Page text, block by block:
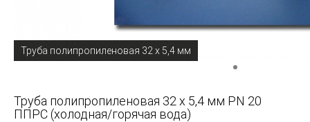
Труба полипропиленовая 32 х 5,4 мм
Труба полипропиленовая 32 х 5,4 мм PN 20
ППРС (холодная/горячая вода)